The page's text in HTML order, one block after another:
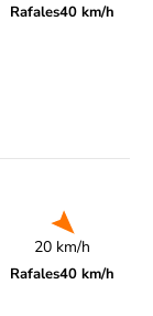
Rafales40 km/h
20 km/h
Rafales40 km/h